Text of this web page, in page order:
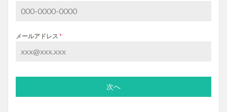
メールアドレス *
次へ